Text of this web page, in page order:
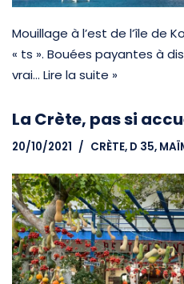
Mouillage à l’est de l’île de
« ts ». Bouées payantes à
vrai… Lire la suite »
La Crète, pas si
20/10/2021 CRÈTE, D 35,